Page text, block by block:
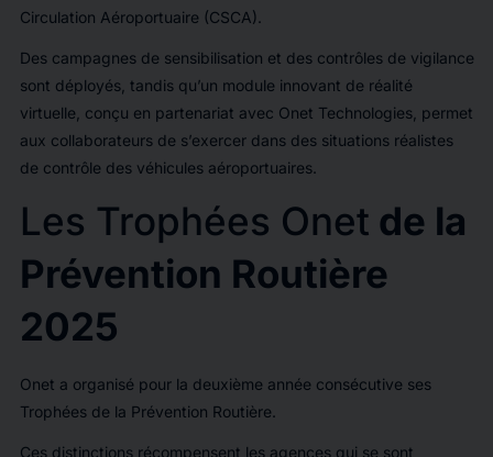
Circulation Aéroportuaire (CSCA).
Des campagnes de sensibilisation et des contrôles de vigilance
sont déployés, tandis qu’un module innovant de réalité
virtuelle, conçu en partenariat avec Onet Technologies, permet
aux collaborateurs de s’exercer dans des situations réalistes
de contrôle des véhicules aéroportuaires.
Les Trophées Onet de la
Prévention Routière
2025
Onet a organisé pour la deuxième année consécutive ses
Trophées de la Prévention Routière.
Ces distinctions récompensent les agences qui se sont